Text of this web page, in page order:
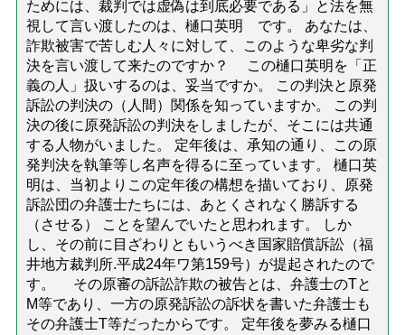
ためには、裁判では虚偽は到底必要である」と法を無
視して言い渡したのは、樋口英明 です。 あなたは、
詐欺被害で苦しむ人々に対して、このような卑劣な判
決を言い渡して来たのですか？ この樋口英明を「正
義の人」扱いするのは、妥当ですか。 この判決と原発
訴訟の判決の（人間）関係を知っていますか。 この判
決の後に原発訴訟の判決をしましたが、そこには共通
する人物がいました。 定年後は、承知の通り、この原
発判決を執筆等し名声を得るに至っています。 樋口英
明は、当初よりこの定年後の構想を描いており、原発
訴訟団の弁護士たちには、あとくされなく勝訴する
（させる） ことを望んでいたと思われます。 しか
し、その前に目ざわりともいうべき国家賠償訴訟（福
井地方裁判所.平成24年ワ第159号）が提起されたので
す。 その原審の訴訟詐欺の被告とは、弁護士のTと
M等であり、一方の原発訴訟の訴状を書いた弁護士も
その弁護士T等だったからです。 定年後を夢みる樋口